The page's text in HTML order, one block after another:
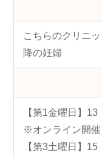
こちらのクリニ
降の妊婦
【第1金曜日】
※オンライン開催
【第3土曜日】